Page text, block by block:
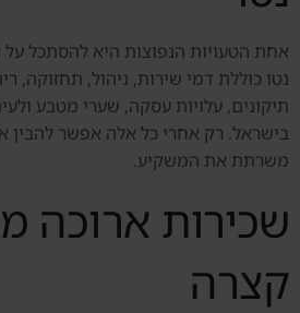
אחת הטעויות הנפוצות היא להסתכל
נטו כוללת דמי שירות, ניהול, תחזוקה,
תיקונים, עלויות עסקה, שערי מטבע
בישראל. רק אחרי כל אלה אפשר
משרתת את המשקיע.
שכירות ארוכה
קצרה